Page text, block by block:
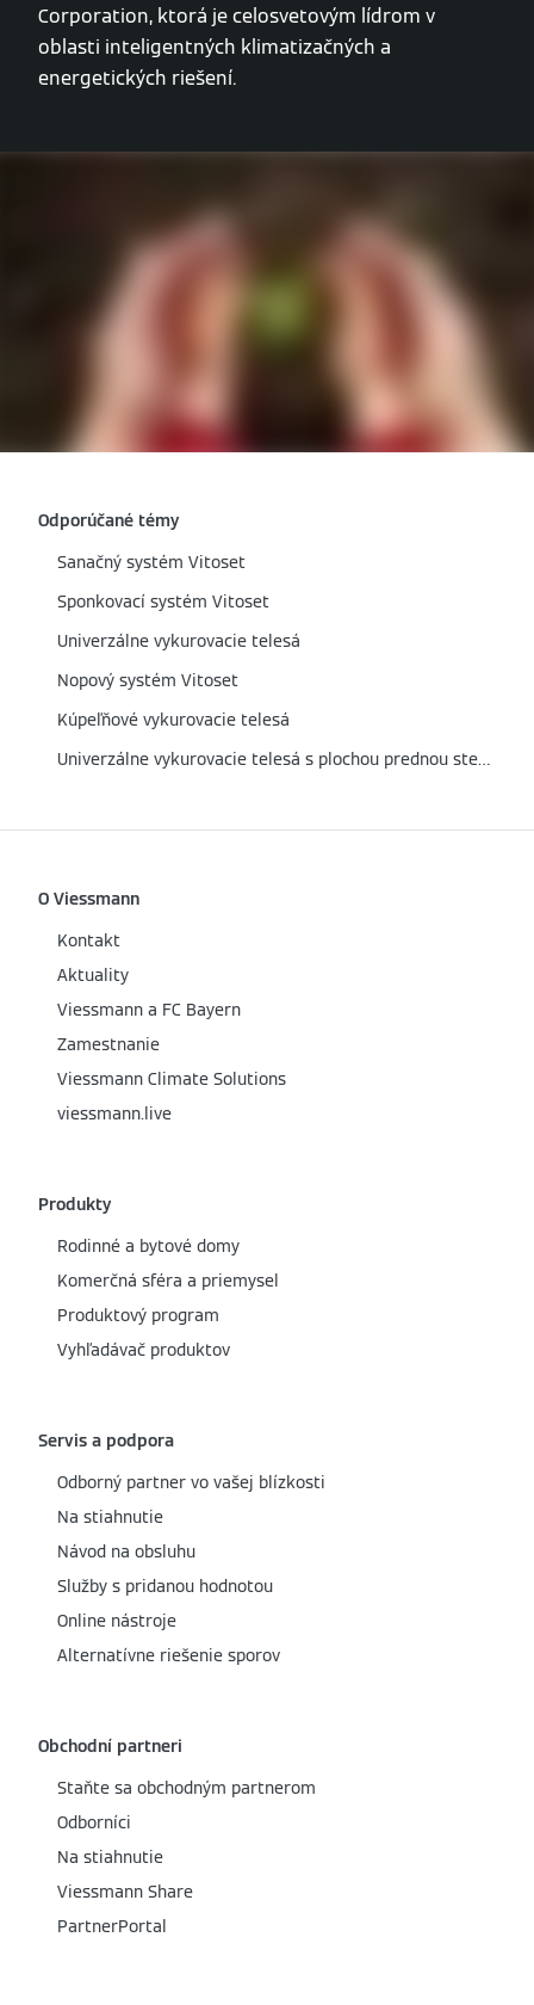
Corporation, ktorá je celosvetovým lídrom v
oblasti inteligentných klimatizačných a
energetických riešení.
Odporúčané témy
Sanačný systém Vitoset
Sponkovací systém Vitoset
Univerzálne vykurovacie telesá
Nopový systém Vitoset
Kúpeľňové vykurovacie telesá
Univerzálne vykurovacie telesá s plochou prednou stenou
O Viessmann
Kontakt
Aktuality
Viessmann a FC Bayern
Zamestnanie
Viessmann Climate Solutions
viessmann.live
Produkty
Rodinné a bytové domy
Komerčná sféra a priemysel
Produktový program
Vyhľadávač produktov
Servis a podpora
Odborný partner vo vašej blízkosti
Na stiahnutie
Návod na obsluhu
Služby s pridanou hodnotou
Online nástroje
Alternatívne riešenie sporov
Obchodní partneri
Staňte sa obchodným partnerom
Odborníci
Na stiahnutie
Viessmann Share
PartnerPortal